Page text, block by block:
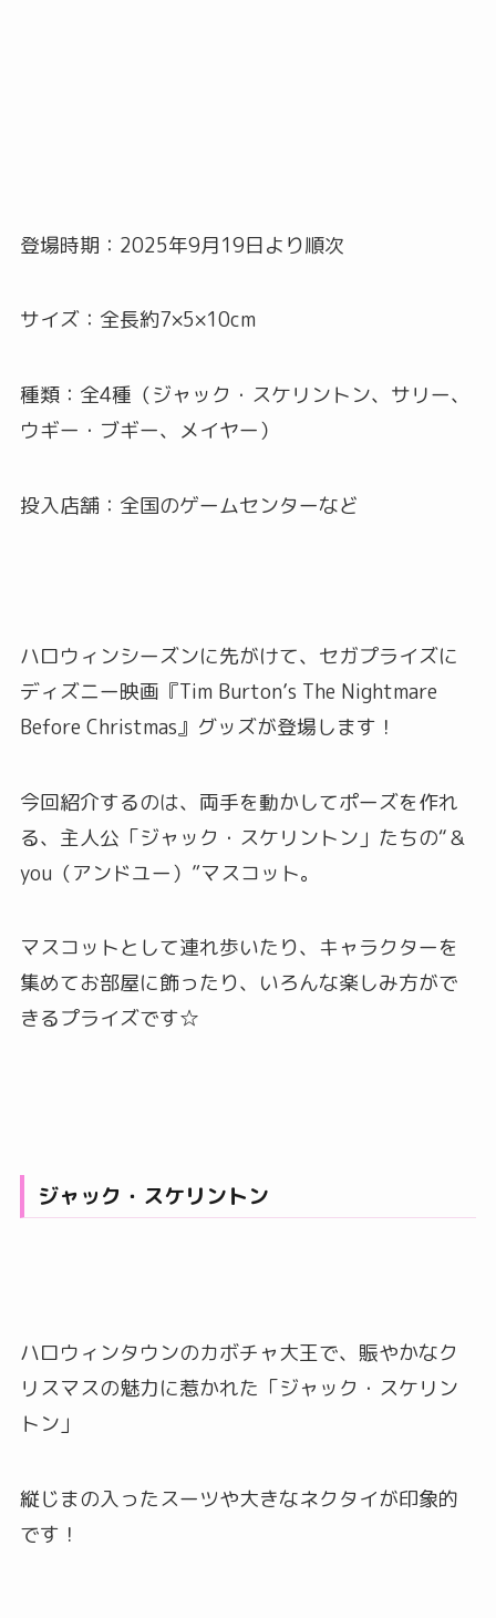
登場時期：2025年9月19日より順次
サイズ：全長約7×5×10cm
種類：全4種（ジャック・スケリントン、サリー、
ウギー・ブギー、メイヤー）
投入店舗：全国のゲームセンターなど
ハロウィンシーズンに先がけて、セガプライズに
ディズニー映画『Tim Burton’s The Nightmare
Before Christmas』グッズが登場します！
今回紹介するのは、両手を動かしてポーズを作れ
る、主人公「ジャック・スケリントン」たちの“＆
you（アンドユー）”マスコット。
マスコットとして連れ歩いたり、キャラクターを
集めてお部屋に飾ったり、いろんな楽しみ方がで
きるプライズです☆
ジャック・スケリントン
ハロウィンタウンのカボチャ大王で、賑やかなク
リスマスの魅力に惹かれた「ジャック・スケリン
トン」
縦じまの入ったスーツや大きなネクタイが印象的
です！